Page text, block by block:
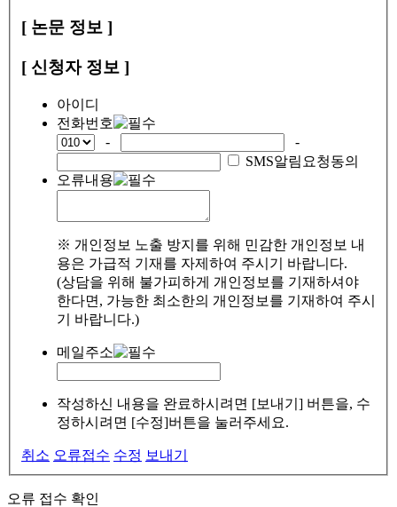
[ 논문 정보 ]
[ 신청자 정보 ]
아이디
전화번호
-
-
SMS알림요청동의
오류내용
※ 개인정보 노출 방지를 위해 민감한 개인정보 내
용은 가급적 기재를 자제하여 주시기 바랍니다.
(상담을 위해 불가피하게 개인정보를 기재하셔야
한다면, 가능한 최소한의 개인정보를 기재하여 주시
기 바랍니다.)
메일주소
작성하신 내용을 완료하시려면 [보내기] 버튼을, 수
정하시려면 [수정]버튼을 눌러주세요.
취소 오류접수 수정 보내기
오류 접수 확인